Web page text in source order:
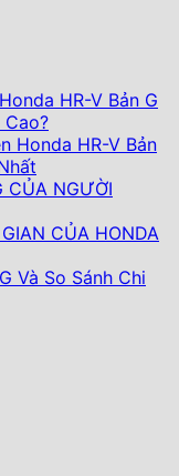
HR-V Bản G
Honda HR-V Bản
CỦA NGƯỜI
CỦA HONDA
Và So Sánh Chi